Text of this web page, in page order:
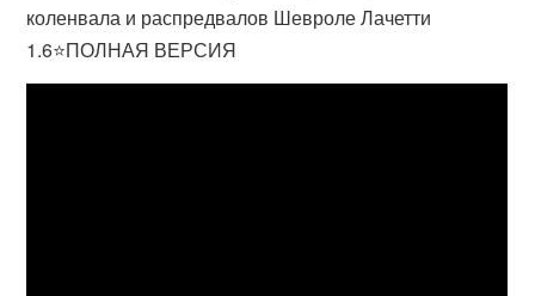
коленвала и распредвалов Шевроле Лачетти
1.6⭐ПОЛНАЯ ВЕРСИЯ